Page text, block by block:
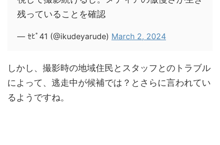
残っていることを確認
— ｾﾋﾟ41 (@ikudeyarude) March 2, 2024
しかし、撮影時の地域住民とスタッフとのトラブル
によって、逃走中が候補では？とさらに言われてい
るようですね。